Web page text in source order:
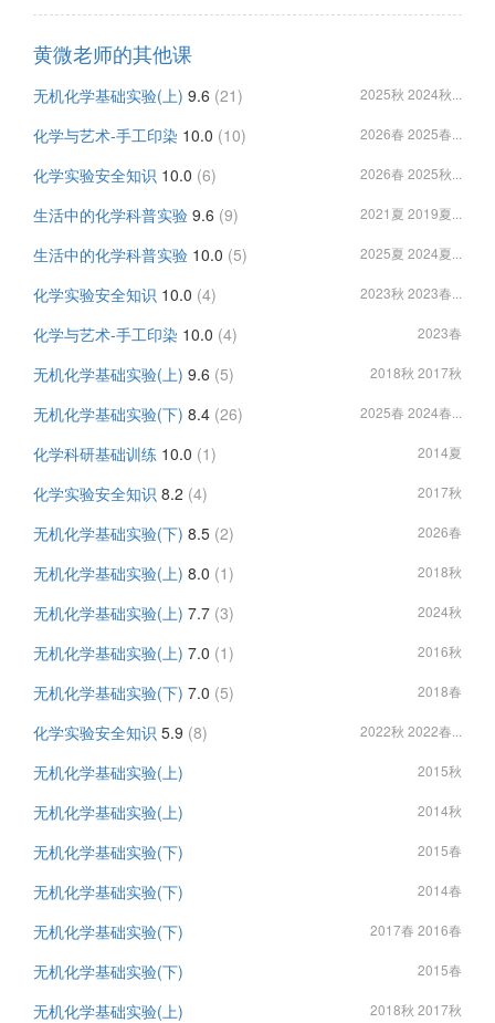
黄微老师的其他课
无机化学基础实验(上) 9.6 (21) 2025秋 2024秋...
化学与艺术-手工印染 10.0 (10) 2026春 2025春...
化学实验安全知识 10.0 (6) 2026春 2025秋...
生活中的化学科普实验 9.6 (9) 2021夏 2019夏...
生活中的化学科普实验 10.0 (5) 2025夏 2024夏...
化学实验安全知识 10.0 (4) 2023秋 2023春...
化学与艺术-手工印染 10.0 (4) 2023春
无机化学基础实验(上) 9.6 (5) 2018秋 2017秋
无机化学基础实验(下) 8.4 (26) 2025春 2024春...
化学科研基础训练 10.0 (1) 2014夏
化学实验安全知识 8.2 (4) 2017秋
无机化学基础实验(下) 8.5 (2) 2026春
无机化学基础实验(上) 8.0 (1) 2018秋
无机化学基础实验(上) 7.7 (3) 2024秋
无机化学基础实验(上) 7.0 (1) 2016秋
无机化学基础实验(下) 7.0 (5) 2018春
化学实验安全知识 5.9 (8) 2022秋 2022春...
无机化学基础实验(上) 2015秋
无机化学基础实验(上) 2014秋
无机化学基础实验(下) 2015春
无机化学基础实验(下) 2014春
无机化学基础实验(下) 2017春 2016春
无机化学基础实验(下) 2015春
无机化学基础实验(上) 2018秋 2017秋